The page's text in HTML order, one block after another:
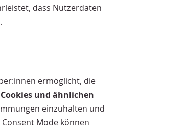
dass Nutzerdaten
ermöglicht, die
und ähnlichen
einzuhalten und
Mode können